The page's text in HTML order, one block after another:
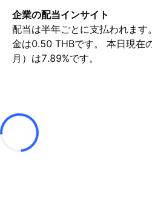
企業の配当インサイト
配当は半年ごとに支払われま
金は0.50 THBです。 本日現在
月）は7.89%です。